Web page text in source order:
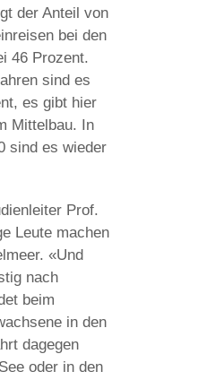
der Anteil von
bei den
46 Prozent.
sind es
es gibt hier
Mittelbau. In
sind es wieder
Prof.
Leute machen
«Und
nach
beim
in den
dagegen
oder in den